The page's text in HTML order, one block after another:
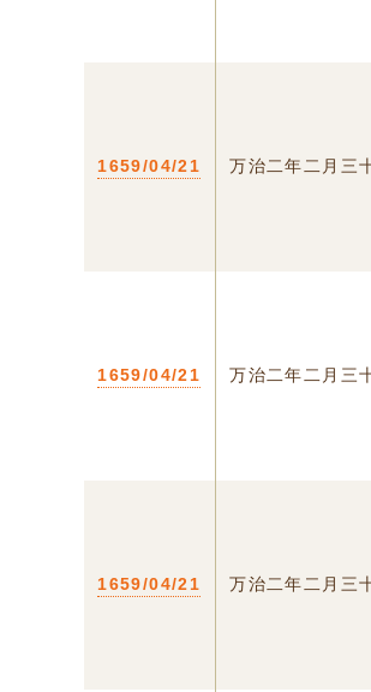
1659/04/21 万治二年二月三
1659/04/21 万治二年二月三
1659/04/21 万治二年二月三